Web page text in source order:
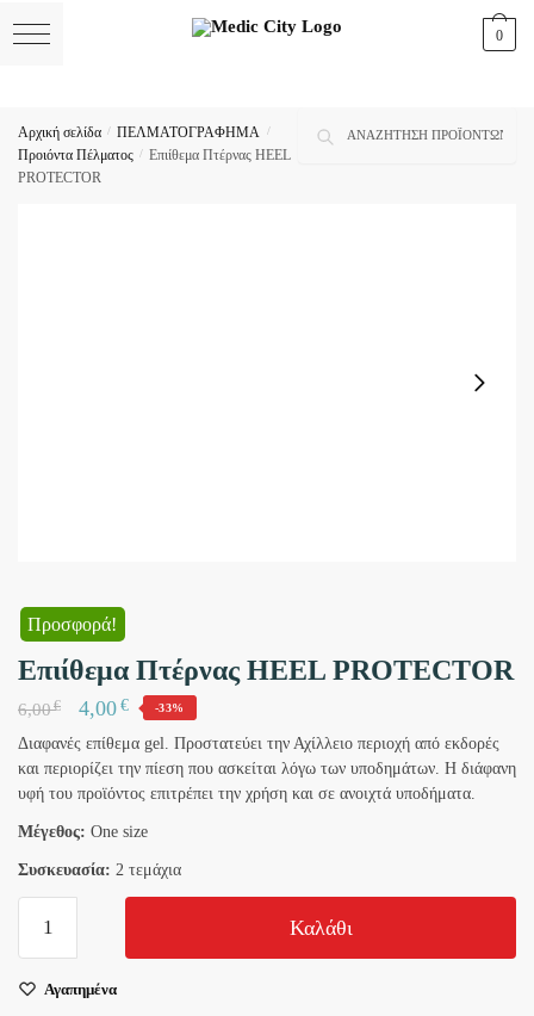
Αναζήτηση
0
Αρχική σελίδα / ΠΕΛΜΑΤΟΓΡΑΦΗΜΑ /
Προιόντα Πέλματος / Επιίθεμα Πτέρνας HEEL
PROTECTOR
Προσφορά!
Επιίθεμα Πτέρνας HEEL PROTECTOR
6,00€ 4,00€ -33%
Διαφανές επίθεμα gel. Προστατεύει την Αχίλλειο περιοχή από εκδορές
και περιορίζει την πίεση που ασκείται λόγω των υποδημάτων. Η διάφανη
υφή του προϊόντος επιτρέπει την χρήση και σε ανοιχτά υποδήματα.
Μέγεθος: Οne size
Συσκευασία: 2 τεμάχια
Πτέρνας
PROTECTOR
Καλάθι
Αγαπημένα